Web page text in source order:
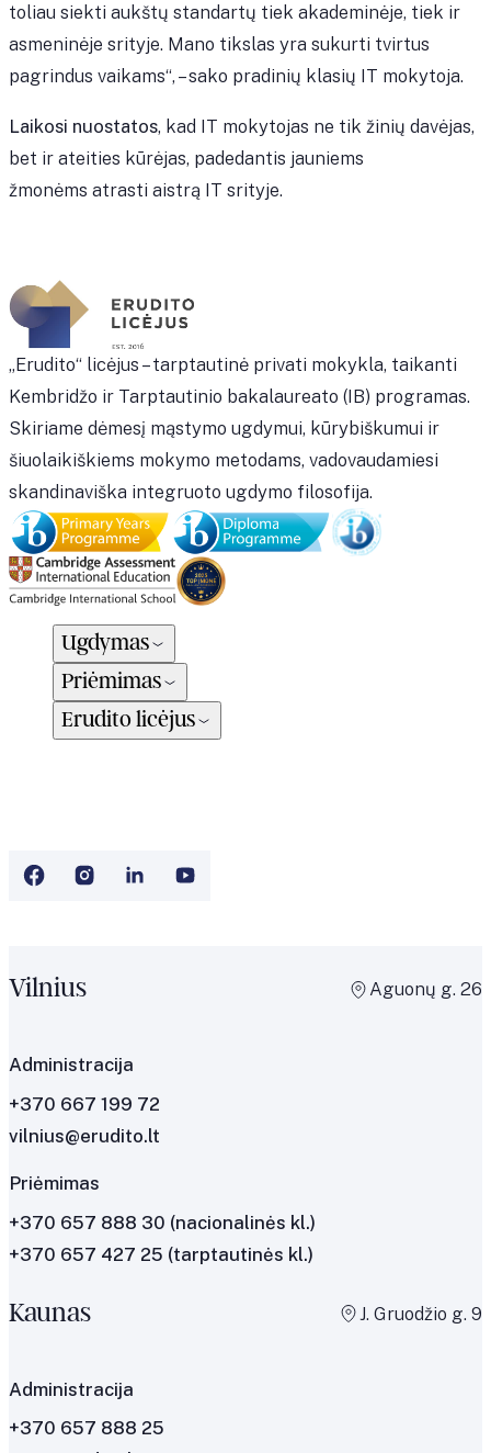
toliau siekti aukštų standartų tiek akademinėje, tiek ir
asmeninėje srityje. Mano tikslas yra sukurti tvirtus
pagrindus vaikams“, – sako pradinių klasių IT mokytoja.
Laikosi nuostatos, kad IT mokytojas ne tik žinių davėjas,
bet ir ateities kūrėjas, padedantis jauniems
žmonėms atrasti aistrą IT srityje.
„Erudito“ licėjus – tarptautinė privati mokykla, taikanti
Kembridžo ir Tarptautinio bakalaureato (IB) programas.
Skiriame dėmesį mąstymo ugdymui, kūrybiškumui ir
šiuolaikiškiems mokymo metodams, vadovaudamiesi
skandinaviška integruoto ugdymo filosofija.
Ugdymas
Priėmimas
Erudito licėjus
Vilnius Aguonų g. 26
Administracija
+370 667 199 72
vilnius@erudito.lt
Priėmimas
+370 657 888 30 (nacionalinės kl.)
+370 657 427 25 (tarptautinės kl.)
Kaunas J. Gruodžio g. 9
Administracija
+370 657 888 25